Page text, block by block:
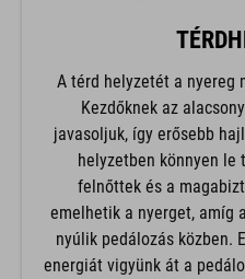
A térd helyzetét a nyereg
Kezdőknek az
javasoljuk, így erősebb
helyzetben könnyen le
felnőttek és a
emelhetik a nyerget, amíg
nyúlik pedálozás közben.
energiát vigyünk át a